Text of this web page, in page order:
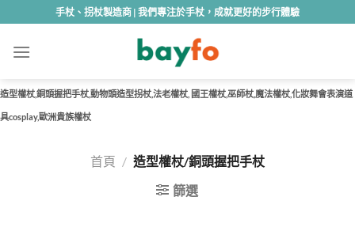
to
content
手杖、拐杖製造商 | 我們專注於手杖，成就更好的步行體驗
造型權杖,銅頭握把手杖,動物頭造型拐杖,法老權杖, 國王權杖,巫師杖,魔法權杖,化妝舞會表演道
具cosplay,歐洲貴族權杖
首頁 / 造型權杖/銅頭握把手杖
篩選